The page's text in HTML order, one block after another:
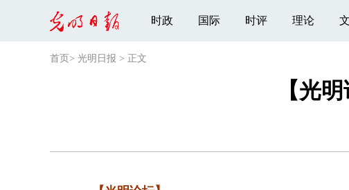
时政 国际 时评 理论
首页 > 光明日报 > 正文
【光